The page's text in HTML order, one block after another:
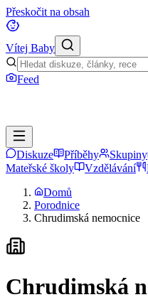
Přeskočit na obsah
Vítej Baby
Feed
Diskuze Příběhy Skupiny
Mateřské školy
Vzdělávání
Domů
Porodnice
Chrudimská nemocnice
Chrudimská